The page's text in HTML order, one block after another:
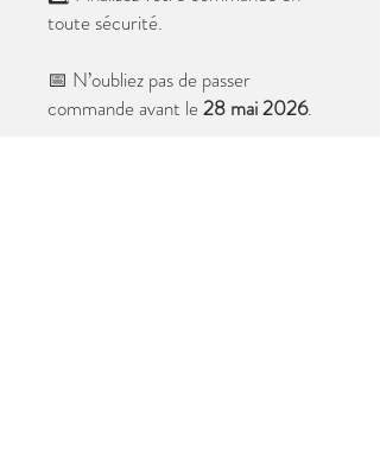
toute sécurité.
📅 N’oubliez pas de passer
commande avant le28 mai 2026.